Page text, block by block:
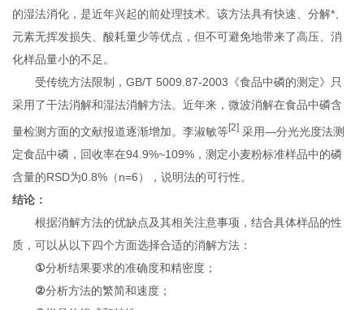
的湿法消化，是近年兴起的前处理技术。该方法具有快速、分解*、
元素无挥发损失、酸耗量少等优点，但不可避免地带来了高压、消
化样品量小的不足。
受传统方法限制，GB/T 5009.87-2003《食品中磷的测定》只
采用了干法消解和湿法消解方法。近年来，微波消解在食品中磷含
量检测方面的文献报道逐渐增加。李淑敏等[2] 采用—分光光度法测
定食品中磷，回收率在94.9%~109%，测定小麦粉标准样品中的磷
含量的RSD为0.8%（n=6），说明法的可行性。
结论：
根据消解方法的优缺点及其相关注意事项，结合具体样品的性
质，可以从以下四个方面选择合适的消解方法：
①分析结果要求的准确度和精密度；
②分析方法的繁简和速度；